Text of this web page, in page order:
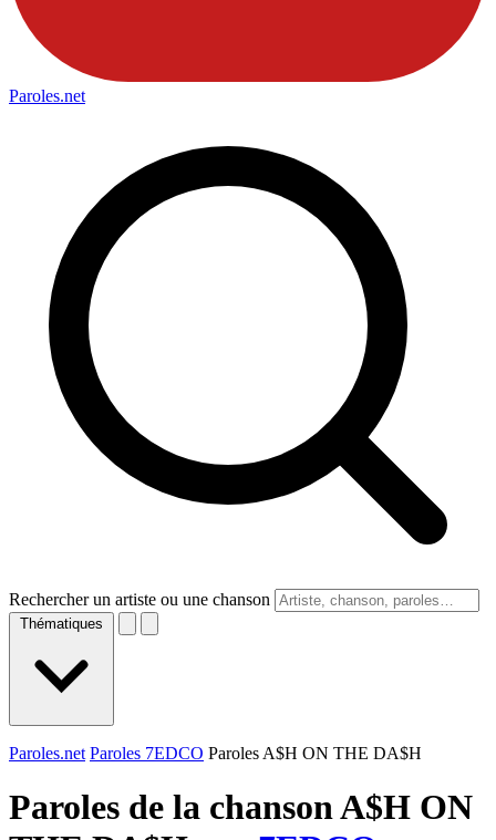
Paroles.net
Rechercher un artiste ou une chanson
Thématiques
Paroles.net Paroles 7EDCO Paroles A$H ON THE DA$H
Paroles de la chanson A$H ON